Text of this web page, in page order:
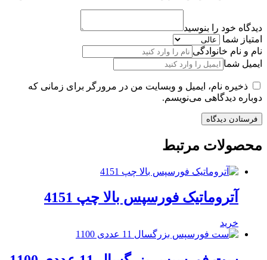
دیدگاه خود را بنوسید
امتیاز شما
نام و نام خانوادگی
ایمیل شما
ذخیره نام، ایمیل و وبسایت من در مرورگر برای زمانی که
دوباره دیدگاهی می‌نویسم.
محصولات مرتبط
آتروماتیک فورسپس بالا چپ 4151
خرید